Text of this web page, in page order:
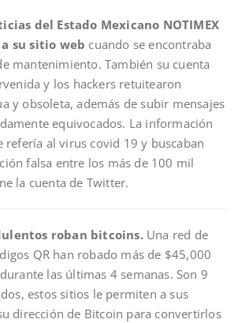
del Estado Mexicano NOTIMEX
su sitio web cuando se encontraba
mantenimiento. También su cuenta
y los hackers retuitearon
y obsoleta, además de subir mensajes
equivocados. La información
refería al virus covid 19 y buscaban
falsa entre los más de 100 mil
la cuenta de Twitter.
roban bitcoins.Una red de
QR han robado más de $45,000
las últimas 4 semanas. Son 9
estos sitios le permiten a sus
dirección de Bitcoin para convertirlos